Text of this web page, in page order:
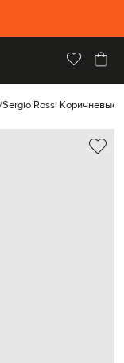
Sergio Rossi Коричневые